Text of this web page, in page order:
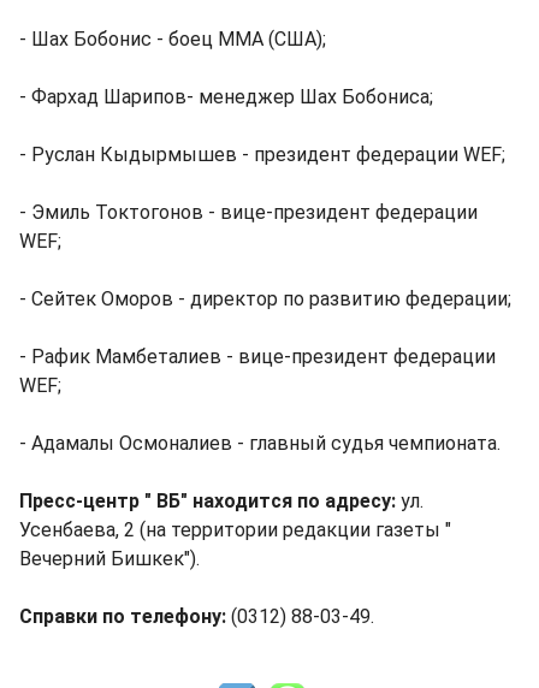
- Шах Бобонис - боец ММА (США);
- Фархад Шарипов- менеджер Шах Бобониса;
- Руслан Кыдырмышев - президент федерации WEF;
- Эмиль Токтогонов - вице-президент федерации
WEF;
- Сейтек Оморов - директор по развитию федерации;
- Рафик Мамбеталиев - вице-президент федерации
WEF;
- Адамалы Осмоналиев - главный судья чемпионата.
Пресс-центр " ВБ" находится по адресу: ул.
Усенбаева, 2 (на территории редакции газеты "
Вечерний Бишкек").
Справки по телефону: (0312) 88-03-49.